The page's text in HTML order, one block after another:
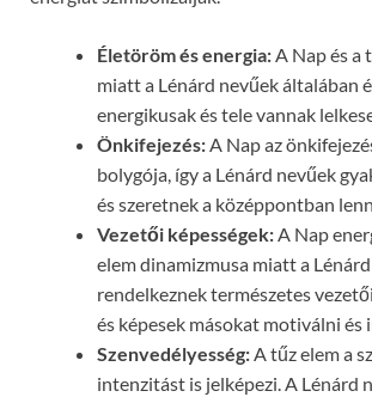
Életöröm és energia:A Nap és a
miatt a Lénárd nevűek általában
energikusak és tele vannak
Önkifejezés:A Nap az
bolygója, így a Lénárd nevűek
és szeretnek a középpontban
Vezetői képességek:A Nap
elem dinamizmusa miatt a
rendelkeznek természetes
és képesek másokat motiválni és
Szenvedélyesség:A tűz elem a
intenzitást is jelképezi. A Lénárd